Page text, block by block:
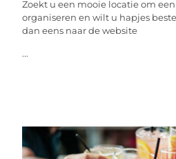
Zoekt u een mooie locatie om
organiseren en wilt u hapjes
dan eens naar de website
...